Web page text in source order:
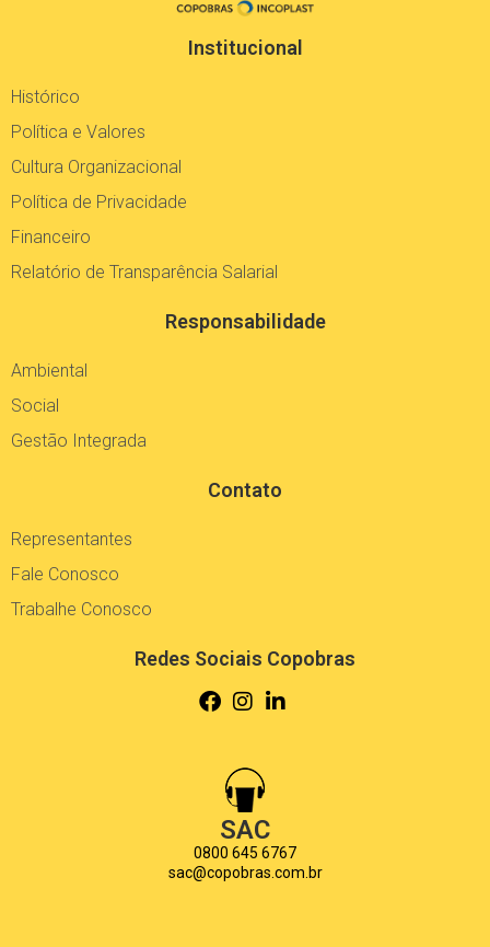
Institucional
Histórico
Política e Valores
Cultura Organizacional
Política de Privacidade
Financeiro
Relatório de Transparência Salarial
Responsabilidade
Ambiental
Social
Gestão Integrada
Contato
Representantes
Fale Conosco
Trabalhe Conosco
Redes Sociais Copobras
SAC
0800 645 6767
sac@copobras.com.br